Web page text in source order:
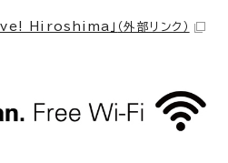
Hiroshima」 （外部リンク）